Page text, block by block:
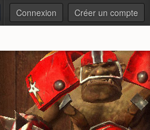
Connexion Créer un compte